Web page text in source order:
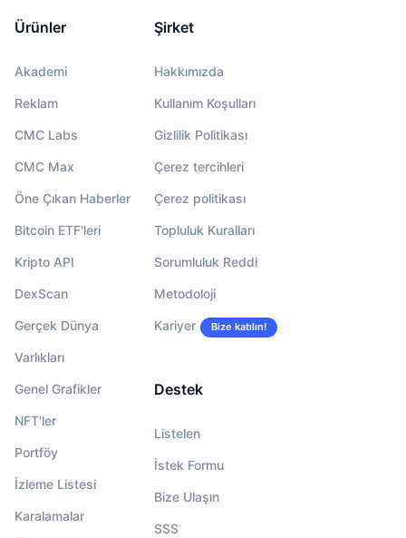
Ürünler
Akademi
Reklam
CMC Labs
CMC Max
Öne Çıkan Haberler
Bitcoin ETF'leri
Kripto API
DexScan
Gerçek Dünya
Varlıkları
Genel Grafikler
NFT'ler
Portföy
İzleme Listesi
Karalamalar
Şirket
Hakkımızda
Kullanım Koşulları
Gizlilik Politikası
Çerez tercihleri
Çerez politikası
Topluluk Kuralları
Sorumluluk Reddi
Metodoloji
Kariyer Bize katılın!
Destek
Listelen
İstek Formu
Bize Ulaşın
SSS